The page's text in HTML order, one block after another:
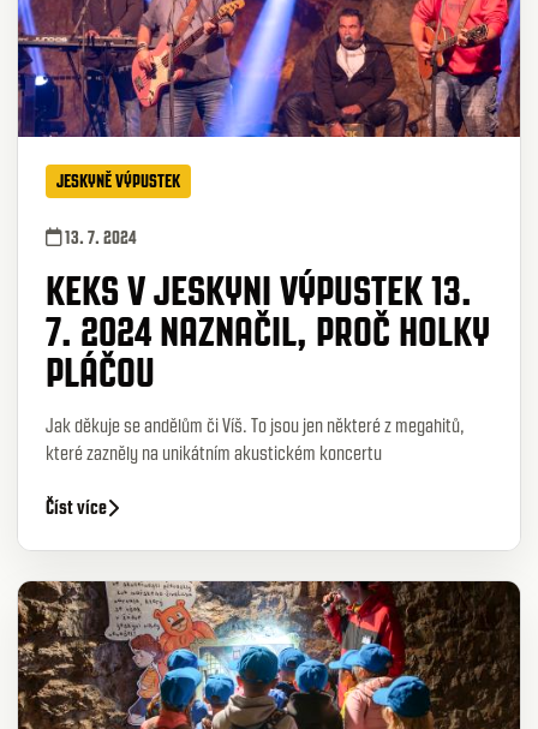
JESKYNĚ VÝPUSTEK
13. 7. 2024
KEKS V JESKYNI VÝPUSTEK 13.
7. 2024 NAZNAČIL, PROČ HOLKY
PLÁČOU
Jak děkuje se andělům či Víš. To jsou jen některé z megahitů,
které zazněly na unikátním akustickém koncertu
Číst více